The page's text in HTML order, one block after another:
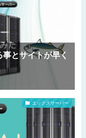
とサイトが早く
エックスサーバー